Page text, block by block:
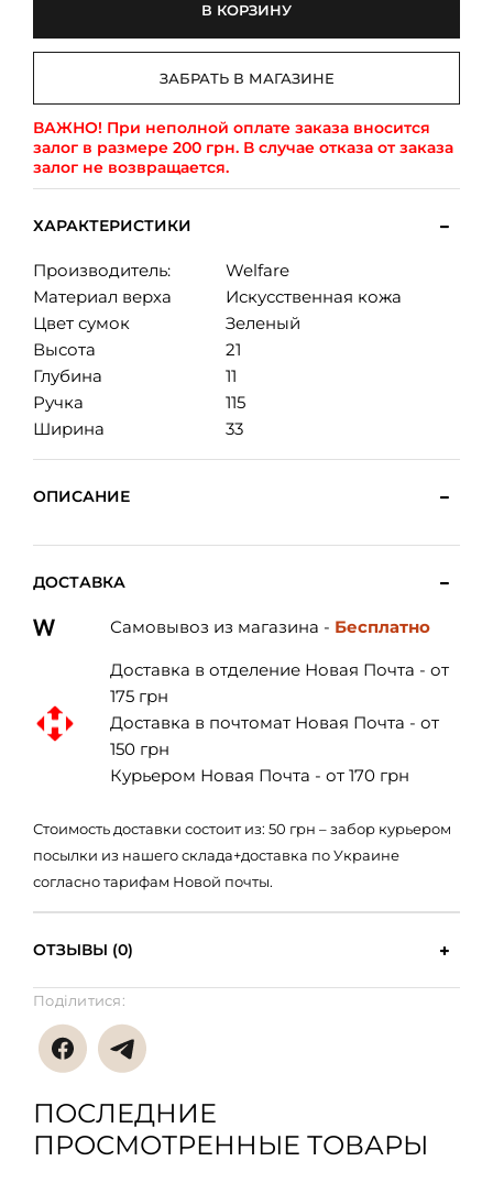
В КОРЗИНУ
ЗАБРАТЬ В МАГАЗИНЕ
ВАЖНО! При неполной оплате заказа вносится
залог в размере 200 грн. В случае отказа от заказа
залог не возвращается.
ХАРАКТЕРИСТИКИ
Производитель:
Welfare
Материал верха
Искусственная кожа
Цвет сумок
Зеленый
Высота
21
Глубина
11
Ручка
115
Ширина
33
ОПИСАНИЕ
ДОСТАВКА
Самовывоз из магазина - Бесплатно
Доставка в отделение Новая Почта - от
175 грн
Доставка в почтомат Новая Почта - от
150 грн
Курьером Новая Почта - от 170 грн
Стоимость доставки состоит из: 50 грн – забор курьером
посылки из нашего склада+доставка по Украине
согласно тарифам Новой почты.
ОТЗЫВЫ (0)
Поділитися:
ПОСЛЕДНИЕ
ПРОСМОТРЕННЫЕ ТОВАРЫ